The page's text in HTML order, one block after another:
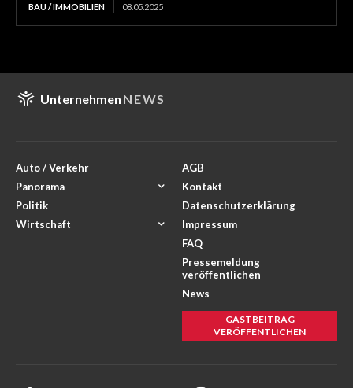
BAU / IMMOBILIEN 08.05.2025
Unternehmen NEWS
Auto / Verkehr
Panorama
Politik
Wirtschaft
AGB
Kontakt
Datenschutzerklärung
Impressum
FAQ
Pressemeldung
veröffentlichen
News
GASTBEITRAG
VERÖFFENTLICHEN